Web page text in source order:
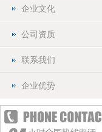
企业文化
公司资质
联系我们
企业优势